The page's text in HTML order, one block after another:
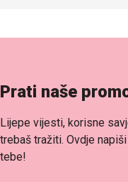
Prati naše
Lijepe vijesti, korisne
trebaš tražiti. Ovdje
tebe!